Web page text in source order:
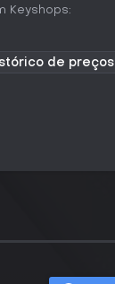
Keyshops:
de preços